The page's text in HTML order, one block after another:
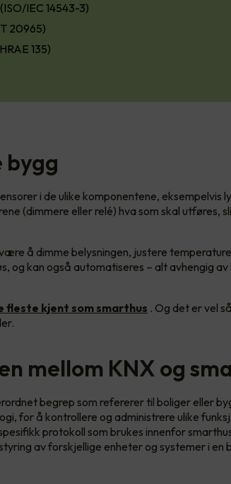
IEC 14543-3)
20965)
135)
bygg
i de ulike komponentene, eksempelvis
(dimmere eller relé) hva som skal utføres,
å dimme belysningen, justere
og kan også automatiseres – alt avhengig
fleste kjent som smarthus . Og det er vel
mellom KNX og
begrep som refererer til boliger eller
for å kontrollere og administrere ulike
protokoll som brukes innenfor
av forskjellige enheter og systemer i en